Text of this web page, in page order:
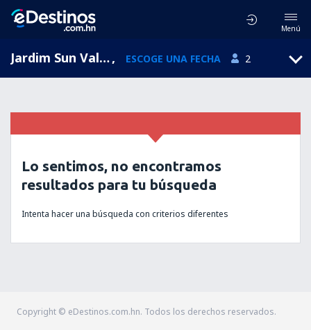
Menú
Jardim Sun Valley, Sao Paulo, Brasil, ESCOGE UNA FECHA 2
Lo sentimos, no encontramos
resultados para tu búsqueda
Intenta hacer una búsqueda con criterios diferentes
Copyright © eDestinos.com.hn. Todos los derechos reservados.